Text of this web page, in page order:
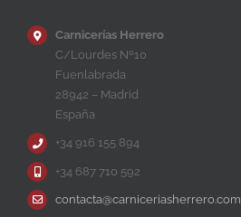
Carnicerías Herrero
C/Lourdes Nº10
Fuenlabrada
28942 – Madrid
España
+34 916 155 894
+34 687 710 592
contacta@carniceriasherrero.com